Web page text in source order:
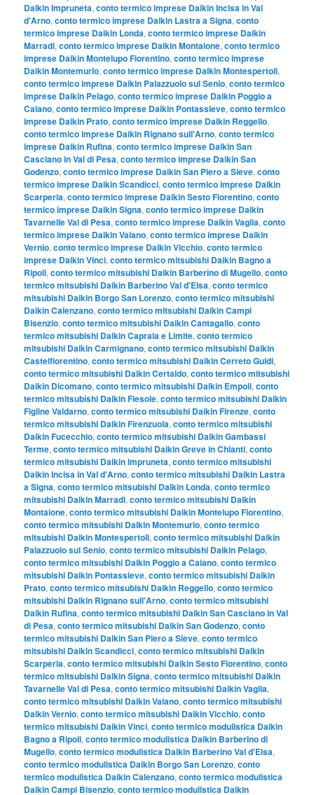
Daikin Impruneta,conto termico imprese Daikin Incisa in Val
d'Arno,conto termico imprese Daikin Lastra a Signa,conto
termico imprese Daikin Londa,conto termico imprese Daikin
Marradi,conto termico imprese Daikin Montaione,conto termico
imprese Daikin Montelupo Fiorentino,conto termico imprese
Daikin Montemurlo,conto termico imprese Daikin Montespertoli,
conto termico imprese Daikin Palazzuolo sul Senio,conto termico
imprese Daikin Pelago,conto termico imprese Daikin Poggio a
Caiano,conto termico imprese Daikin Pontassieve,conto termico
imprese Daikin Prato,conto termico imprese Daikin Reggello,
conto termico imprese Daikin Rignano sull'Arno,conto termico
imprese Daikin Rufina,conto termico imprese Daikin San
Casciano in Val di Pesa,conto termico imprese Daikin San
Godenzo,conto termico imprese Daikin San Piero a Sieve,conto
termico imprese Daikin Scandicci,conto termico imprese Daikin
Scarperia,conto termico imprese Daikin Sesto Fiorentino,conto
termico imprese Daikin Signa,conto termico imprese Daikin
Tavarnelle Val di Pesa,conto termico imprese Daikin Vaglia,conto
termico imprese Daikin Vaiano,conto termico imprese Daikin
Vernio,conto termico imprese Daikin Vicchio,conto termico
imprese Daikin Vinci,conto termico mitsubishi Daikin Bagno a
Ripoli,conto termico mitsubishi Daikin Barberino di Mugello,conto
termico mitsubishi Daikin Barberino Val d'Elsa,conto termico
mitsubishi Daikin Borgo San Lorenzo,conto termico mitsubishi
Daikin Calenzano,conto termico mitsubishi Daikin Campi
Bisenzio,conto termico mitsubishi Daikin Cantagallo,conto
termico mitsubishi Daikin Capraia e Limite,conto termico
mitsubishi Daikin Carmignano,conto termico mitsubishi Daikin
Castelfiorentino,conto termico mitsubishi Daikin Cerreto Guidi,
conto termico mitsubishi Daikin Certaldo,conto termico mitsubishi
Daikin Dicomano,conto termico mitsubishi Daikin Empoli,conto
termico mitsubishi Daikin Fiesole,conto termico mitsubishi Daikin
Figline Valdarno,conto termico mitsubishi Daikin Firenze,conto
termico mitsubishi Daikin Firenzuola,conto termico mitsubishi
Daikin Fucecchio,conto termico mitsubishi Daikin Gambassi
Terme,conto termico mitsubishi Daikin Greve in Chianti,conto
termico mitsubishi Daikin Impruneta,conto termico mitsubishi
Daikin Incisa in Val d'Arno,conto termico mitsubishi Daikin Lastra
a Signa,conto termico mitsubishi Daikin Londa,conto termico
mitsubishi Daikin Marradi,conto termico mitsubishi Daikin
Montaione,conto termico mitsubishi Daikin Montelupo Fiorentino,
conto termico mitsubishi Daikin Montemurlo,conto termico
mitsubishi Daikin Montespertoli,conto termico mitsubishi Daikin
Palazzuolo sul Senio,conto termico mitsubishi Daikin Pelago,
conto termico mitsubishi Daikin Poggio a Caiano,conto termico
mitsubishi Daikin Pontassieve,conto termico mitsubishi Daikin
Prato,conto termico mitsubishi Daikin Reggello,conto termico
mitsubishi Daikin Rignano sull'Arno,conto termico mitsubishi
Daikin Rufina,conto termico mitsubishi Daikin San Casciano in Val
di Pesa,conto termico mitsubishi Daikin San Godenzo,conto
termico mitsubishi Daikin San Piero a Sieve,conto termico
mitsubishi Daikin Scandicci,conto termico mitsubishi Daikin
Scarperia,conto termico mitsubishi Daikin Sesto Fiorentino,conto
termico mitsubishi Daikin Signa,conto termico mitsubishi Daikin
Tavarnelle Val di Pesa,conto termico mitsubishi Daikin Vaglia,
conto termico mitsubishi Daikin Vaiano,conto termico mitsubishi
Daikin Vernio,conto termico mitsubishi Daikin Vicchio,conto
termico mitsubishi Daikin Vinci,conto termico modulistica Daikin
Bagno a Ripoli,conto termico modulistica Daikin Barberino di
Mugello,conto termico modulistica Daikin Barberino Val d'Elsa,
conto termico modulistica Daikin Borgo San Lorenzo,conto
termico modulistica Daikin Calenzano,conto termico modulistica
Daikin Campi Bisenzio,conto termico modulistica Daikin